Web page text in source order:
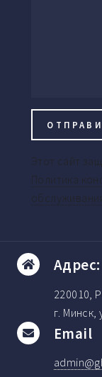
Этот сайт
Политика
Адрес:
220010,
г. Минск,
Email